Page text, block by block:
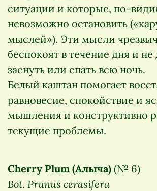
ситуации и которые, по-
невозможно остановить
мыслей»). Эти мысли
беспокоят в течение дня и не
заснуть или спать всю ночь.
Белый каштан помогает
равновесие, спокойствие и
мышления и конструктивно
текущие проблемы.
Cherry Plum (Алыча) (№ 6)
Bot. Prunus cerasifera